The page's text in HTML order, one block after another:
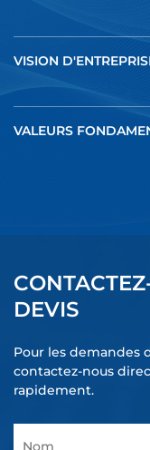
VISION
VALEURS
DEVIS
Pour les demandes
contactez-nous
rapidement.